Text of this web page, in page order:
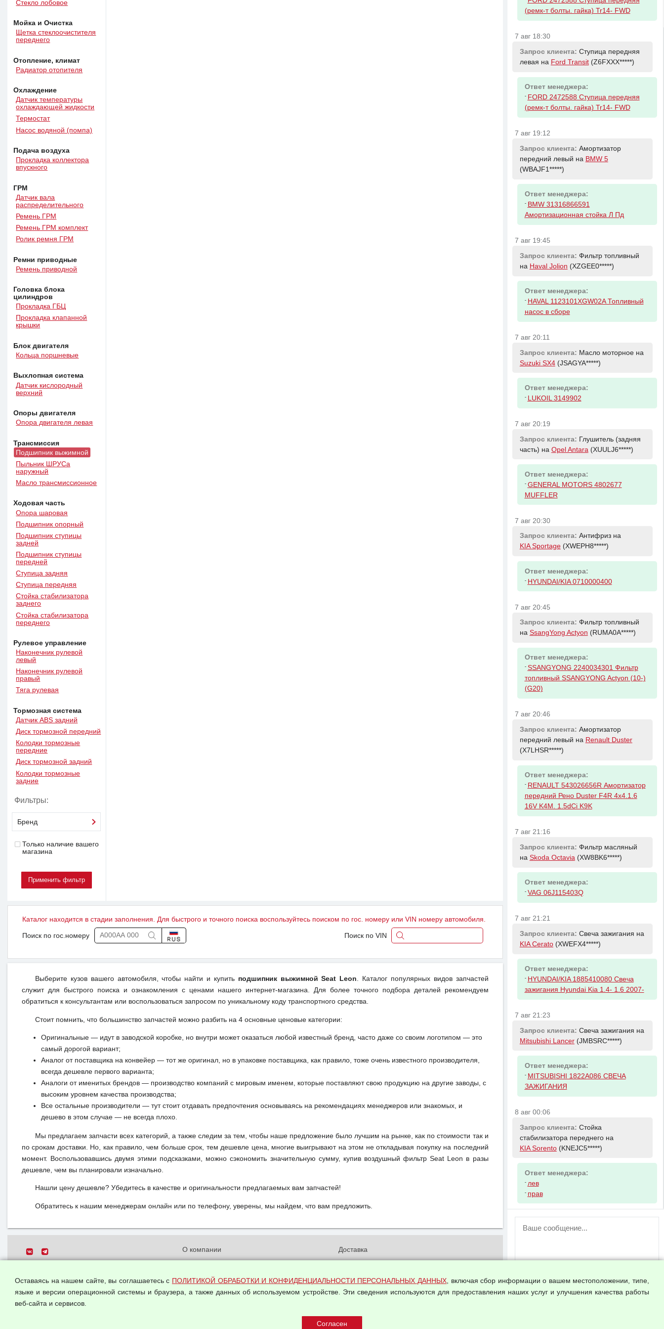
Стекло лобовое
Мойка и Очистка
Щетка стеклоочистителя
переднего
Отопление, климат
Радиатор отопителя
Охлаждение
Датчик температуры
охлаждающей жидкости
Термостат
Насос водяной (помпа)
Подача воздуха
Прокладка коллектора
впускного
ГРМ
Датчик вала
распределительного
Ремень ГРМ
Ремень ГРМ комплект
Ролик ремня ГРМ
Ремни приводные
Ремень приводной
Головка блока
цилиндров
Прокладка ГБЦ
Прокладка клапанной
крышки
Блок двигателя
Кольца поршневые
Выхлопная система
Датчик кислородный
верхний
Опоры двигателя
Опора двигателя левая
Трансмиссия
Подшипник выжимной
Пыльник ШРУСа
наружный
Масло трансмиссионное
Ходовая часть
Опора шаровая
Подшипник опорный
Подшипник ступицы
задней
Подшипник ступицы
передней
Ступица задняя
Ступица передняя
Стойка стабилизатора
заднего
Стойка стабилизатора
переднего
Рулевое управление
Наконечник рулевой
левый
Наконечник рулевой
правый
Тяга рулевая
Тормозная система
Датчик ABS задний
Диск тормозной передний
Колодки тормозные
передние
Диск тормозной задний
Колодки тормозные
задние
Фильтры:
Бренд
Только наличие вашего
магазина
Каталог находится в стадии заполнения. Для быстрого и точного поиска воспользуйтесь поиском по гос. номеру или VIN номеру автомобиля.
Поиск по гос.номеру Поиск по VIN
Выберите кузов вашего автомобиля, чтобы найти и купить подшипник выжимной Seat Leon . Каталог популярных видов запчастей
служит для быстрого поиска и ознакомления с ценами нашего интернет-магазина. Для более точного подбора деталей рекомендуем
обратиться к консультантам или воспользоваться запросом по уникальному коду транспортного средства.
Стоит помнить, что большинство запчастей можно разбить на 4 основные ценовые категории:
Оригинальные — идут в заводской коробке, но внутри может оказаться любой известный бренд, часто даже со своим логотипом — это
самый дорогой вариант;
Аналог от поставщика на конвейер — тот же оригинал, но в упаковке поставщика, как правило, тоже очень известного производителя,
всегда дешевле первого варианта;
Аналоги от именитых брендов — производство компаний с мировым именем, которые поставляют свою продукцию на другие заводы, с
высоким уровнем качества производства;
Все остальные производители — тут стоит отдавать предпочтения основываясь на рекомендациях менеджеров или знакомых, и
дешево в этом случае — не всегда плохо.
Мы предлагаем запчасти всех категорий, а также следим за тем, чтобы наше предложение было лучшим на рынке, как по стоимости так и
по срокам доставки. Но, как правило, чем больше срок, тем дешевле цена, многие выигрывают на этом не откладывая покупку на последний
момент. Воспользовавшись двумя этими подсказками, можно сэкономить значительную сумму, купив воздушный фильтр Seat Leon в разы
дешевле, чем вы планировали изначально.
Нашли цену дешевле? Убедитесь в качестве и оригинальности предлагаемых вам запчастей!
Обратитесь к нашим менеджерам онлайн или по телефону, уверены, мы найдем, что вам предложить.
Все права защищены.
О компании
данных
Доставка
Оплата и возвраты
Арендодателям
Оставаясь на нашем сайте, вы соглашаетесь с ПОЛИТИКОЙ ОБРАБОТКИ И КОНФИДЕНЦИАЛЬНОСТИ ПЕРСОНАЛЬНЫХ ДАННЫХ, включая сбор информации о вашем местоположении, типе,
языке и версии операционной системы и браузера, а также данных об используемом устройстве. Эти сведения используются для предоставления наших услуг и улучшения качества работы
веб-сайта и сервисов.
(ремк-т болты. гайка) Tr14- FWD
7 авг 18:30
Запрос клиента: Ступица передняя
левая на Ford Transit(Z6FXXX*****)
Ответ менеджера:
- FORD 2472588 Ступица передняя
(ремк-т болты. гайка) Tr14- FWD
7 авг 19:12
Запрос клиента: Амортизатор
передний левый на BMW 5
(WBAJF1*****)
Ответ менеджера:
- BMW 31316866591
Амортизационная стойка Л Пд
7 авг 19:45
Запрос клиента: Фильтр топливный
на Haval Jolion (XZGEE0*****)
Ответ менеджера:
- HAVAL 1123101XGW02A Топливный
насос в сборе
7 авг 20:11
Запрос клиента: Масло моторное на
Suzuki SX4(JSAGYA*****)
Ответ менеджера:
- LUKOIL 3149902
7 авг 20:19
Запрос клиента: Глушитель (задняя
часть) на Opel Antara (XUULJ6*****)
Ответ менеджера:
- GENERAL MOTORS 4802677
MUFFLER
7 авг 20:30
Запрос клиента: Антифриз на
KIA Sportage(XWEPH8*****)
Ответ менеджера:
- HYUNDAI/KIA 0710000400
7 авг 20:45
Запрос клиента: Фильтр топливный
на SsangYong Actyon (RUMA0A*****)
Ответ менеджера:
- SSANGYONG 2240034301 Фильтр
топливный SSANGYONG Actyon (10-)
(G20)
7 авг 20:46
Запрос клиента: Амортизатор
передний левый на Renault Duster
(X7LHSR*****)
Ответ менеджера:
- RENAULT 543026656R Амортизатор
передний Рено Duster F4R 4x4.1.6
16V K4M. 1.5dCi K9K
7 авг 21:16
Запрос клиента: Фильтр масляный
на Skoda Octavia (XW8BK6*****)
Ответ менеджера:
- VAG 06J115403Q
7 авг 21:21
Запрос клиента: Свеча зажигания на
KIA Cerato(XWEFX4*****)
Ответ менеджера:
- HYUNDAI/KIA 1885410080 Свеча
зажигания Hyundai Kia 1.4- 1.6 2007-
7 авг 21:23
Запрос клиента: Свеча зажигания на
Mitsubishi Lancer(JMBSRC*****)
Ответ менеджера:
- MITSUBISHI 1822A086 СВЕЧА
ЗАЖИГАНИЯ
8 авг 00:06
Запрос клиента: Стойка
стабилизатора переднего на
KIA Sorento(KNEJC5*****)
Ответ менеджера:
- лев
- прав
ВНИМАНИЕ!
пользователей временно отключена!
аккаунт.